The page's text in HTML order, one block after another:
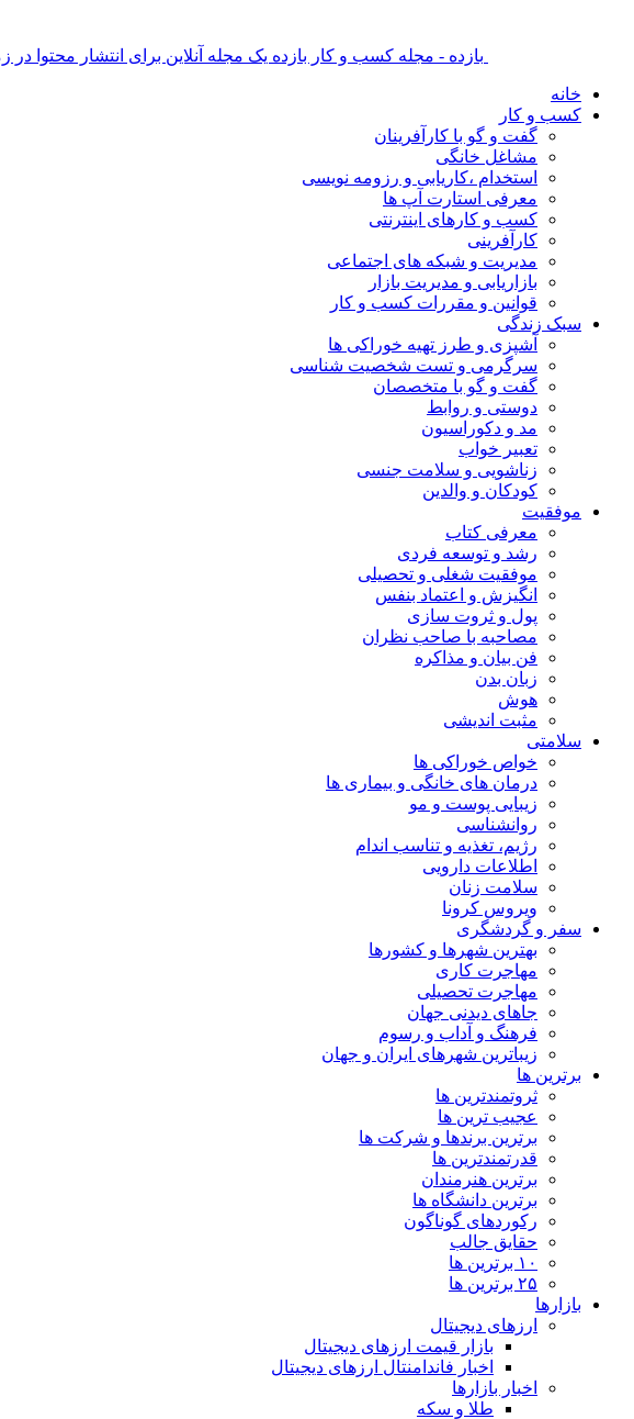
بازده - مجله کسب و کار بازده یک مجله آنلاین برای انتشار محتوا
خانه
کسب و کار
گفت و گو با کارآفرینان
مشاغل خانگی
استخدام ،کاریابی و رزومه نویسی
معرفی استارت آپ ها
کسب و کارهای اینترنتی
کارآفرینی
مدیریت و شبکه های اجتماعی
بازاریابی و مدیریت بازار
قوانین و مقررات کسب و کار
سبک زندگی
آشپزی و طرز تهیه خوراکی ها
سرگرمی و تست شخصیت شناسی
گفت و گو با متخصصان
دوستی و روابط
مد و دکوراسیون
تعبیر خواب
زناشویی و سلامت جنسی
کودکان و والدین
موفقیت
معرفی کتاب
رشد و توسعه فردی
موفقیت شغلی و تحصیلی
انگیزش و اعتماد بنفس
پول و ثروت سازی
مصاحبه با صاحب نظران
فن بیان و مذاکره
زبان بدن
هوش
مثبت اندیشی
سلامتی
خواص خوراکی ها
درمان های خانگی و بیماری ها
زیبایی پوست و مو
روانشناسی
رژیم، تغذیه و تناسب اندام
اطلاعات دارویی
سلامت زنان
ویروس کرونا
سفر و گردشگری
بهترین شهرها و کشورها
مهاجرت کاری
مهاجرت تحصیلی
جاهای دیدنی جهان
فرهنگ و آداب و رسوم
زیباترین شهرهای ایران و جهان
برترین ها
ثروتمندترین ها
عجیب ترین ها
برترین برندها و شرکت ها
قدرتمندترین ها
برترین هنرمندان
برترین دانشگاه ها
رکوردهای گوناگون
حقایق جالب
۱۰ برترین ها
۲۵ برترین ها
بازارها
ارزهای دیجیتال
بازار قیمت ارزهای دیجیتال
اخبار فاندامنتال ارزهای دیجیتال
اخبار بازارها
طلا و سکه